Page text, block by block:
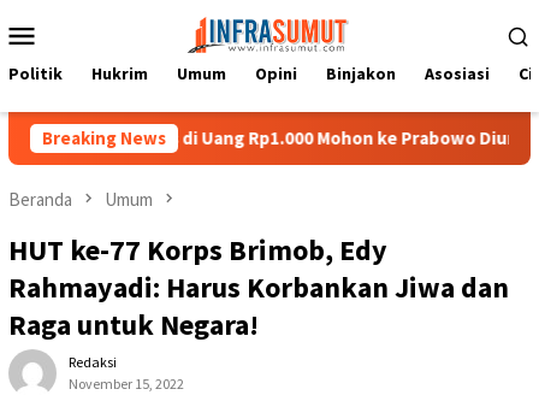
ke
Mobile
Politik Hukrim Umum Opini Binjakon Asosiasi
Breaking News
Nias di Uang Rp1.000 Mohon ke Prabowo Diundang Upacara
Beranda Umum
HUT ke-77 Korps Brimob, Edy
Rahmayadi: Harus Korbankan Jiwa dan
Raga untuk Negara!
Redaksi
November 15, 2022